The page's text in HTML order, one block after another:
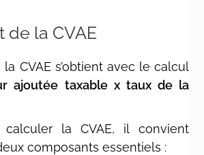
de la CVAE
CVAE s’obtient avec le calcul
ajoutée taxable x taux de la
la CVAE, il convient
composants essentiels :